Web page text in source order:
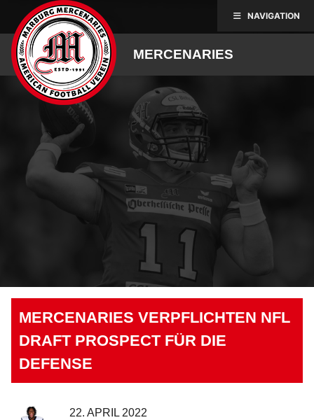
content
MERCENARIES
MERCENARIES VERPFLICHTEN NFL
DRAFT PROSPECT FÜR DIE
DEFENSE
22. APRIL 2022
NAVIGATION